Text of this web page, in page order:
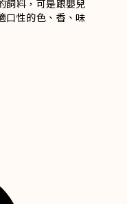
飼料，可是跟嬰兒
口性的色、香、味